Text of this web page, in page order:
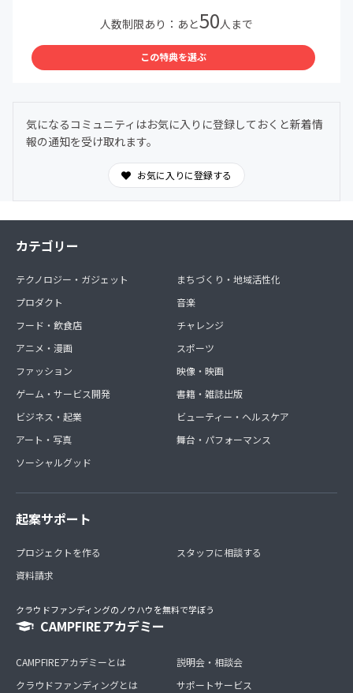
人数制限あり：あと50人まで
この特典を選ぶ
気になるコミュニティはお気に入りに登録しておくと新着情
報の通知を受け取れます。
お気に入りに登録する
カテゴリー
テクノロジー・ガジェット
プロダクト
フード・飲食店
アニメ・漫画
ファッション
ゲーム・サービス開発
ビジネス・起業
アート・写真
ソーシャルグッド
まちづくり・地域活性化
音楽
チャレンジ
スポーツ
映像・映画
書籍・雑誌出版
ビューティー・ヘルスケア
舞台・パフォーマンス
起案サポート
プロジェクトを作る
資料請求
スタッフに相談する
クラウドファンディングのノウハウを無料で学ぼう
CAMPFIREアカデミー
CAMPFIREアカデミーとは
クラウドファンディングとは
説明会・相談会
サポートサービス